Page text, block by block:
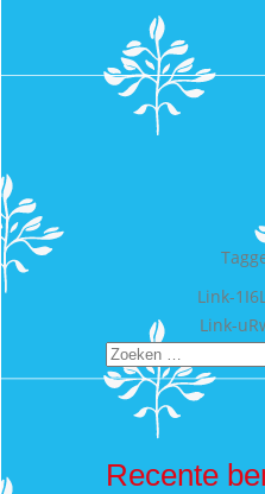
Bericht
navigatie
Link-
Link-
Zoeken
naar:
Recente